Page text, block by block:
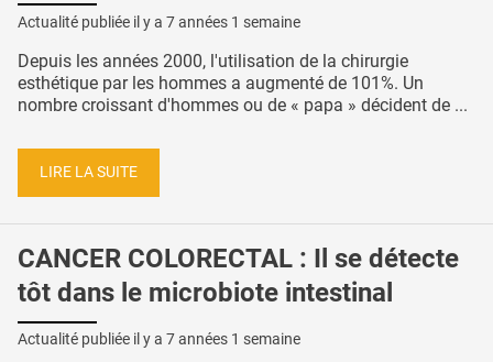
Actualité publiée il y a 7 années 1 semaine
Depuis les années 2000, l'utilisation de la chirurgie
esthétique par les hommes a augmenté de 101%. Un
nombre croissant d'hommes ou de « papa » décident de ...
LIRE LA SUITE
CANCER COLORECTAL : Il se détecte
tôt dans le microbiote intestinal
Actualité publiée il y a 7 années 1 semaine